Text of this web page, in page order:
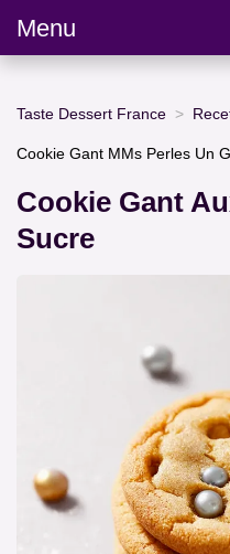
Menu
Taste Dessert France
Cookie Gant MMs Perles Un
Cookie Gant
Sucre